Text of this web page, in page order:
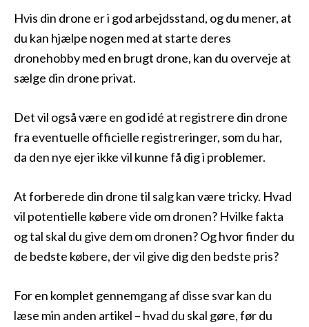
Hvis din drone er i god arbejdsstand, og du mener, at
du kan hjælpe nogen med at starte deres
dronehobby med en brugt drone, kan du overveje at
sælge din drone privat.
Det vil også være en god idé at registrere din drone
fra eventuelle officielle registreringer, som du har,
da den nye ejer ikke vil kunne få dig i problemer.
At forberede din drone til salg kan være tricky. Hvad
vil potentielle købere vide om dronen? Hvilke fakta
og tal skal du give dem om dronen? Og hvor finder du
de bedste købere, der vil give dig den bedste pris?
For en komplet gennemgang af disse svar kan du
læse min anden artikel – hvad du skal gøre, før du